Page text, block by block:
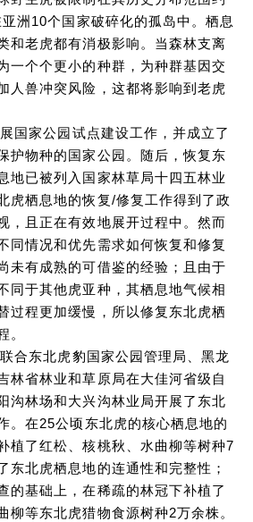
洲10个国家破碎化的孤岛中。栖息
和老虎都有消极影响。当森林支离
一个个更小的种群，为种群基因交
人兽冲突风险，这都将影响到老虎
国家公园试点建设工作，并成立了
护物种的国家公园。随后，恢复东
地已被列入国家林草局十四五林业
虎栖息地的恢复/修复工作得到了政
，且正在有效地展开过程中。然而
同情况和优先需求如何恢复和修复
未有成熟的可借鉴的经验；且由于
同于其他虎亚种，其栖息地气候相
过程更加缓慢，所以修复东北虎栖
。
合东北虎豹国家公园管理局、黑龙
林省林业和草原局在大佳河省级自
沟林场和大兴沟林业局开展了东北
。在25公顷东北虎的核心栖息地的
植了红松、核桃秋、水曲柳等树种7
东北虎栖息地的连通性和完整性；
的基础上，在稀疏的林冠下补植了
柳等东北虎猎物食源树种2万余株。